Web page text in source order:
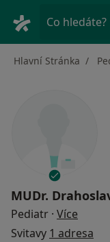
Co hledáte?
Hlavní Stránka
MUDr.
Pediatr · Více
Svitavy 1 adresa